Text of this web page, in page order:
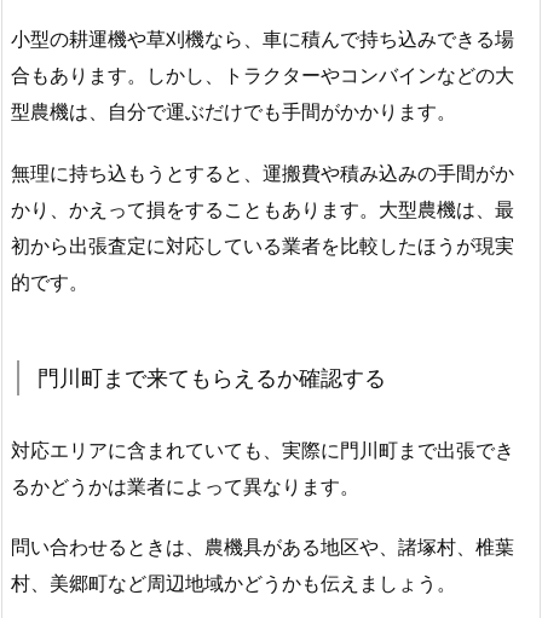
小型の耕運機や草刈機なら、車に積んで持ち込みできる場
合もあります。しかし、トラクターやコンバインなどの大
型農機は、自分で運ぶだけでも手間がかかります。
無理に持ち込もうとすると、運搬費や積み込みの手間がか
かり、かえって損をすることもあります。大型農機は、最
初から出張査定に対応している業者を比較したほうが現実
的です。
門川町まで来てもらえるか確認する
対応エリアに含まれていても、実際に門川町まで出張でき
るかどうかは業者によって異なります。
問い合わせるときは、農機具がある地区や、諸塚村、椎葉
村、美郷町など周辺地域かどうかも伝えましょう。